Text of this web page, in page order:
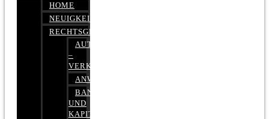
HOME
NEUIGKEITEN
RECHTSGEBIETE
AUTOBETRUG
–
VERKEHRSRECHT
ANWALTSHAFTUNGSRECHT
BANK-
UND
KAPITALMARKTRECHT